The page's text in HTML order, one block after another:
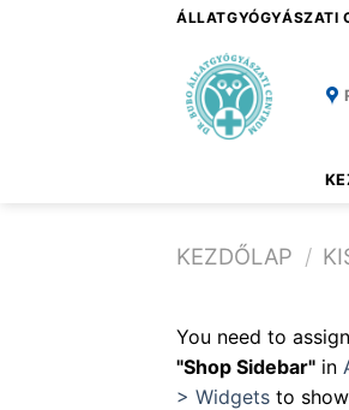
ÁLLATGYÓGYÁSZATI
KEZDŐLAP /
You need to
"Shop Sidebar" in
> Widgets to